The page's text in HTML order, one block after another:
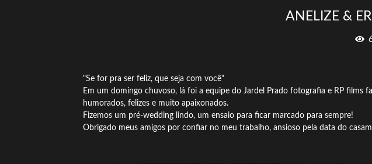
ANELIZE &
"Se for pra ser feliz, que seja com você"
Em um domingo chuvoso, lá foi a equipe do Jardel Prado fotografia e RP films
humorados, felizes e muito apaixonados.
Fizemos um pré-wedding lindo, um ensaio para ficar marcado para sempre!
Obrigado meus amigos por confiar no meu trabalho, ansioso pela data do